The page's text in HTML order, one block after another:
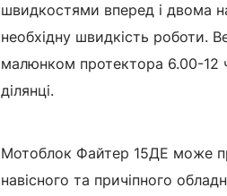
швидкостями вперед і двома
необхідну швидкість роботи.
малюнком протектора 6.00-12
ділянці.
Мотоблок Файтер 15ДЕ може
навісного та причіпного